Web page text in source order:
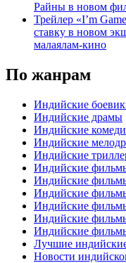
Райны в новом
Трейлер «I’m
ставку в новом
малаялам-кино
По жанрам
Индийские
Индийские драмы
Индийские
Индийские
Индийские
Индийские
Индийские
Индийские
Индийские
Индийские
Индийские
Лучшие
Новости